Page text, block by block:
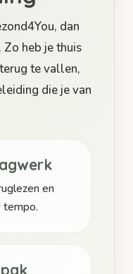
dan
Zo heb je thuis
te vallen,
die je van
en
tempo.